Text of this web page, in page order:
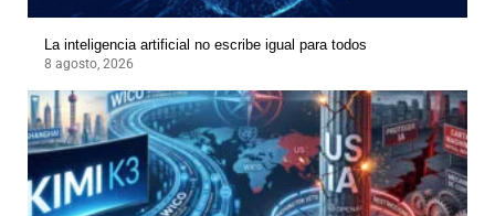
La inteligencia artificial no escribe igual para todos
8 agosto, 2026